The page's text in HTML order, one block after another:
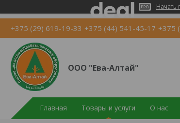
Начать
+375 (29) 619-19-33 +375 (44) 541-45-17 +375
ООО "Ева-Алтай"
Главная Товары и услуги О нас